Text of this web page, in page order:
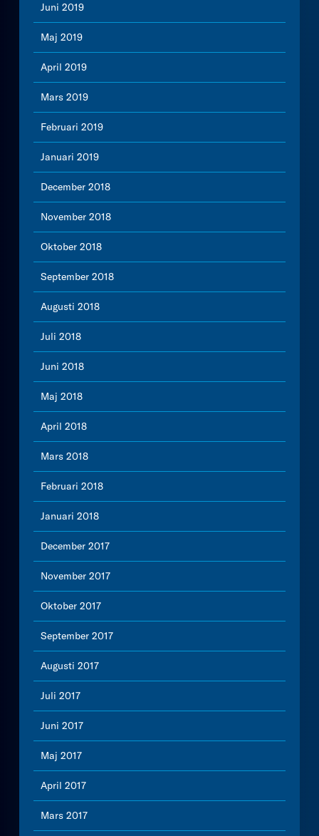
Juni 2019
Maj 2019
April 2019
Mars 2019
Februari 2019
Januari 2019
December 2018
November 2018
Oktober 2018
September 2018
Augusti 2018
Juli 2018
Juni 2018
Maj 2018
April 2018
Mars 2018
Februari 2018
Januari 2018
December 2017
November 2017
Oktober 2017
September 2017
Augusti 2017
Juli 2017
Juni 2017
Maj 2017
April 2017
Mars 2017